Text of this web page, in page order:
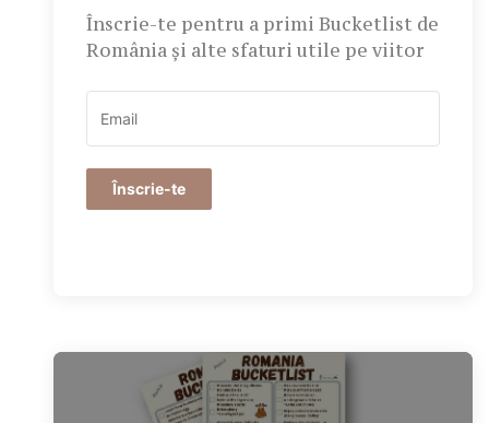
Înscrie-te pentru a primi Bucketlist de
România și alte sfaturi utile pe viitor
Înscrie-te